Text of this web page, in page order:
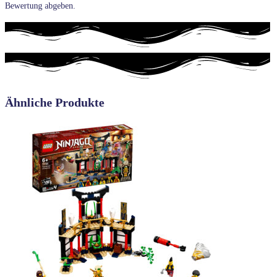
Bewertung abgeben.
Ähnliche Produkte